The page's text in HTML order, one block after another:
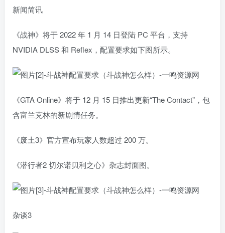
新闻简讯
《战神》将于 2022 年 1 月 14 日登陆 PC 平台，支持
NVIDIA DLSS 和 Reflex，配置要求如下图所示。
《GTA Online》将于 12 月 15 日推出更新“The Contact”，包
含富兰克林的新剧情任务。
《废土3》官方宣布玩家人数超过 200 万。
《潜行者2 切尔诺贝利之心》杂志封面图。
杂谈3